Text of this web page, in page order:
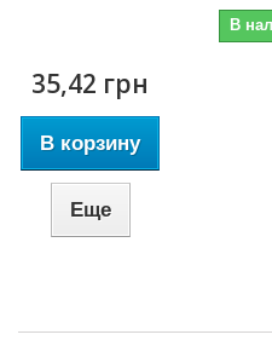
В
35,42 грн
В корзину
Еще